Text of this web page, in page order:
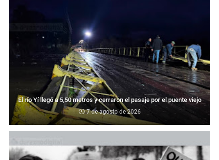
El río Yí llegó a 5,50 metros y cerraron el pasaje por el puente viejo
7 de agosto de 2026